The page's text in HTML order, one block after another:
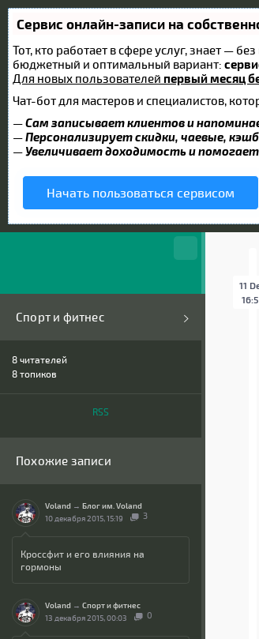
Сервис онлайн-записи на
Тот, кто работает в сфере услуг, знает —
бюджетный и оптимальный вариант:
Для новых пользователей первый месяц
Чат-бот для мастеров и специалистов,
—Сам записывает клиентов и
—Персонализирует скидки, чаевые,
— Увеличивает доходимость и
Начать пользоваться сервисом
Спорт и фитнес
8 читателей
8 топиков
RSS
Похожие записи
Voland → Блог им. Voland
10 декабря 2015, 15:19
3
Кроссфит и его влияния на
гормоны
Voland → Спорт и фитнес
13 декабря 2015, 00:03
0
11